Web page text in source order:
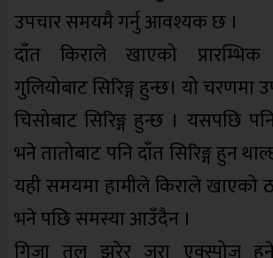
उपचार समयमै गर्नु आवश्यक छ ।
दाँत किराले खाएको
गुलियोबाट सिरिङ्ग हुन्छ। यो चरणमा
चिसोबाट सिरिङ्ग हुन्छ । यसपछि
भने तातोबाट पनि दाँत सिरिङ्ग हुन
यही समयमा हामीले किराले खाएको
भने पछि समस्या आउँदैन ।